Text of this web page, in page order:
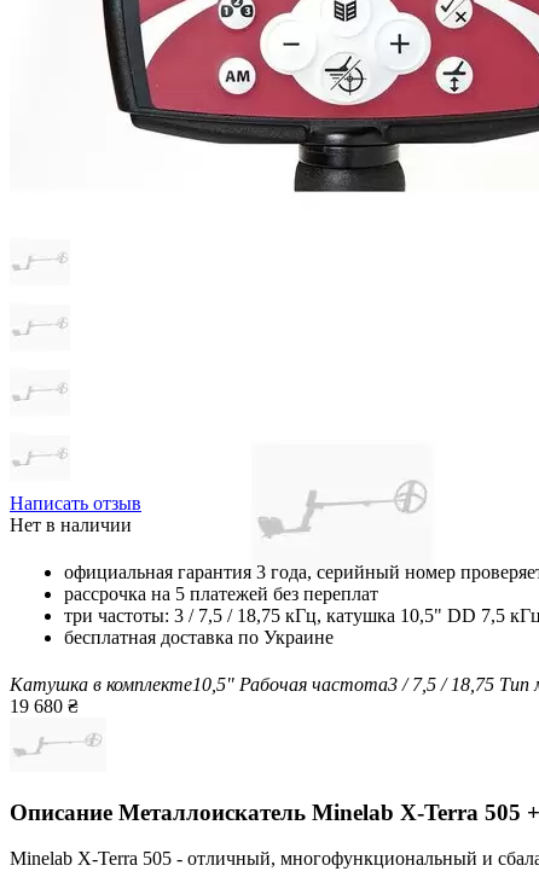
Написать отзыв
Нет в наличии
официальная гарантия 3 года, серийный номер
рассрочка на 5 платежей без переплат
три частоты: 3 / 7,5 / 18,75 кГц, катушка 10,5" DD 7,5 кГц
бесплатная доставка по Украине
Катушка в комплекте10,5" Рабочая частота3 / 7,5 / 18,75 Тип
19 680 ₴
Описание Металлоискатель Minelab X-Terra
Minelab X-Terra 505 - отличный, многофункциональный и